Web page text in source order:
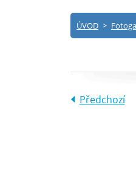
ÚVOD >
Předchozí